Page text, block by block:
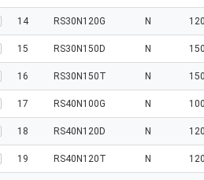
14 RS30N120G N 120
15 RS30N150D N 150
16 RS30N150T N 150
17 RS40N100G N 100
18 RS40N120D N 120
19 RS40N120T N 120